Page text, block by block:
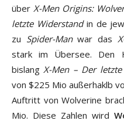
über X-Men Origins:
letzte Widerstandin de
zu Spider-Manwar das
stark im Übersee. Den
bislangX-Men – Der
von $225 Mio außerhaklb
Auftritt von Wolverine
Mio. Diese Zahlen wird